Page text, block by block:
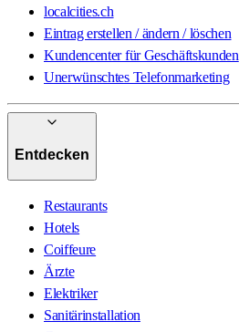
localcities.ch
Eintrag erstellen / ändern / löschen
Kundencenter für Geschäftskunden
Unerwünschtes Telefonmarketing
Entdecken
Restaurants
Hotels
Coiffeure
Ärzte
Elektriker
Sanitärinstallation